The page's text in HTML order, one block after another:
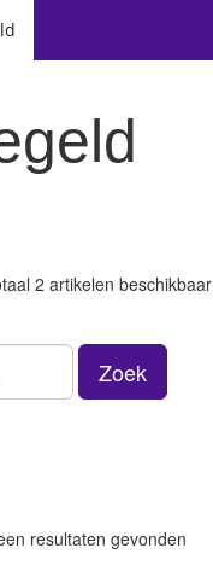
2 artikelen beschikbaar
Zoek
resultaten gevonden